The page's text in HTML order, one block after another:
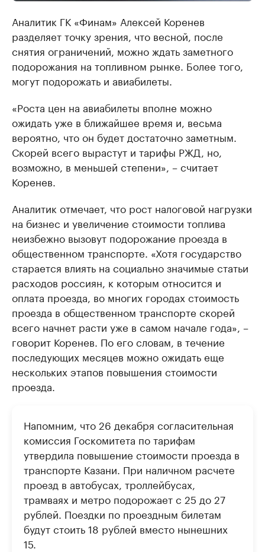
Аналитик ГК «Финам» Алексей Коренев
разделяет точку зрения, что весной, после
снятия ограничений, можно ждать заметного
подорожания на топливном рынке. Более того,
могут подорожать и авиабилеты.
«Роста цен на авиабилеты вполне можно
ожидать уже в ближайшее время и, весьма
вероятно, что он будет достаточно заметным.
Скорей всего вырастут и тарифы РЖД, но,
возможно, в меньшей степени», – считает
Коренев.
Аналитик отмечает, что рост налоговой нагрузки
на бизнес и увеличение стоимости топлива
неизбежно вызовут подорожание проезда в
общественном транспорте. «Хотя государство
старается влиять на социально значимые статьи
расходов россиян, к которым относится и
оплата проезда, во многих городах стоимость
проезда в общественном транспорте скорей
всего начнет расти уже в самом начале года», –
говорит Коренев. По его словам, в течение
последующих месяцев можно ожидать еще
нескольких этапов повышения стоимости
проезда.
Напомним, что 26 декабря согласительная
комиссия Госкомитета по тарифам
утвердила повышение стоимости проезда в
транспорте Казани. При наличном расчете
проезд в автобусах, троллейбусах,
трамваях и метро подорожает с 25 до 27
рублей. Поездки по проездным билетам
будут стоить 18 рублей вместо нынешних
15.